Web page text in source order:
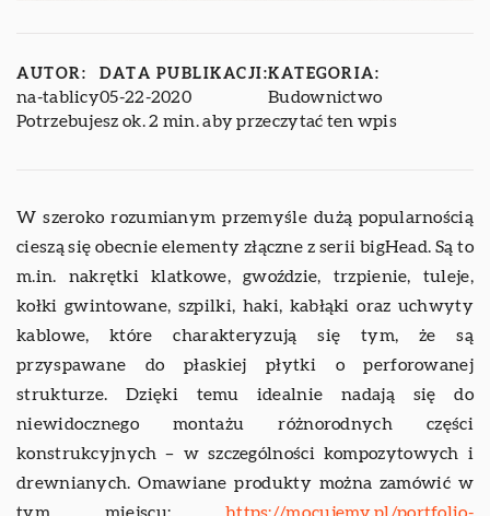
AUTOR:
na-tablicy
DATA PUBLIKACJI:
05-22-2020
KATEGORIA:
Budownictwo
Potrzebujesz ok. 2 min. aby przeczytać ten wpis
W szeroko rozumianym przemyśle dużą popularnością
cieszą się obecnie elementy złączne z serii bigHead. Są to
m.in. nakrętki klatkowe, gwoździe, trzpienie, tuleje,
kołki gwintowane, szpilki, haki, kabłąki oraz uchwyty
kablowe, które charakteryzują się tym, że są
przyspawane do płaskiej płytki o perforowanej
strukturze. Dzięki temu idealnie nadają się do
niewidocznego montażu różnorodnych części
konstrukcyjnych – w szczególności kompozytowych i
drewnianych. Omawiane produkty można zamówić w
tym miejscu: https://mocujemy.pl/portfolio-